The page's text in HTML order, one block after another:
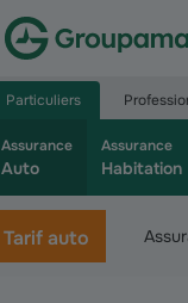
Particuliers
Assurance
Auto
Assurance
Habitation
Tarif auto